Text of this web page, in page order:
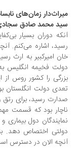
زمان‌های نابسامان
محمد صادق سجادی:
دوران بسیار بی‌کفایت
اشاره می‌کنم. آنچه که
امیرکبیر به ارث رسید،
فخیمه انگلیس به
را کشور روس از ایران
دولت انگلستان بود. در
رسید، برای رتق و فتق
بود که قسمت مهمی از
دول بیماری و هم به
اختصاص دهد. بنابراین
الان در دسترس است،